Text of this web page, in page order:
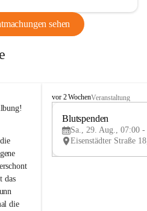
sehen
das
die
B
e
vor 2 WochenVeranstaltung
Blutspenden
Sa., 29. Aug., 07:00 -